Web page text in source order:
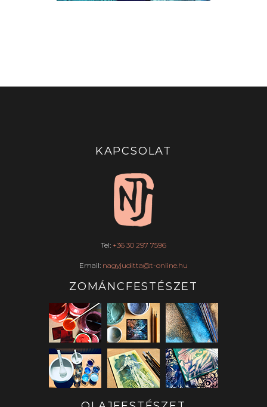
KAPCSOLAT
Tel: +36 30 297 7596
Email: nagyjuditta@t-online.hu
ZOMÁNCFESTÉSZET